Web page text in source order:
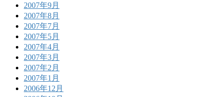
2007年9月
2007年8月
2007年7月
2007年5月
2007年4月
2007年3月
2007年2月
2007年1月
2006年12月